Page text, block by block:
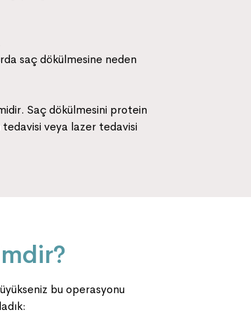
saç dökülmesine neden
Saç dökülmesini protein
veya lazer tedavisi
bu operasyonu